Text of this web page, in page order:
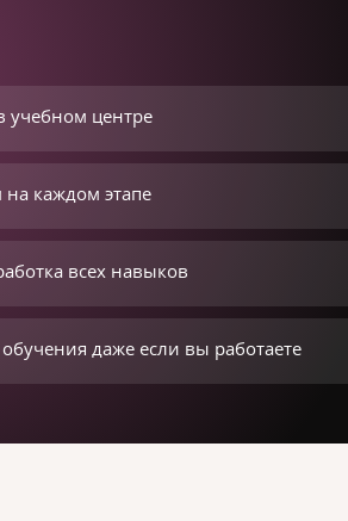
учебном центре
каждом этапе
всех навыков
даже если вы работаете